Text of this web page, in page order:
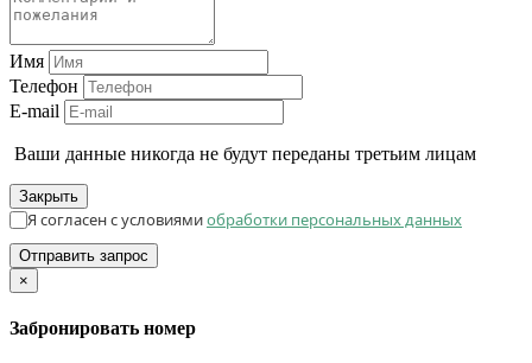
Имя
Телефон
E-mail
Ваши данные никогда не будут переданы третьим лицам
Закрыть
Я согласен с условиямиобработки персональных данных
Отправить запрос
×
Забронировать номер